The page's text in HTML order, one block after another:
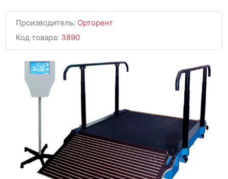
Производитель: Орторент
Код товара: 3890